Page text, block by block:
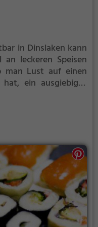
in Dinslaken kann
leckeren Speisen
man Lust auf einen
ein ausgiebiges
möchte - hier wird
Ambiente
Familie, hier findet
Ein Ort, der
Gaumenfreuden